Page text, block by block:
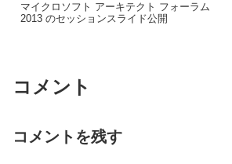
マイクロソフト アーキテクト フォーラム
2013 のセッションスライド公開
コメント
コメントを残す